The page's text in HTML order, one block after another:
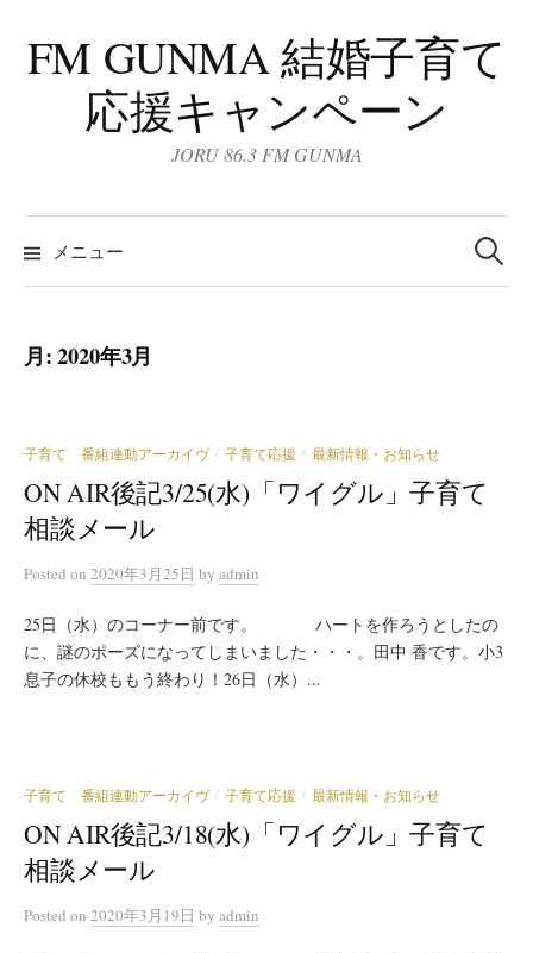
ン
テ
FM GUNMA 結婚子育て
応援キャンペーン
JORU 86.3 FM GUNMA
メニュー
検
索:
月:2020年3月
子育て 番組連動アーカイヴ / 子育て応援 / 最新情報・お知らせ
ON AIR後記3/25(水)「ワイグル」子育て
相談メール
Posted on 2020年3月25日 by admin
25日（水）のコーナー前です。 ハートを作ろうとしたの
に、謎のポーズになってしまいました・・・。田中 香です。小3
息子の休校ももう終わり！26日（水）...
子育て 番組連動アーカイヴ / 子育て応援 / 最新情報・お知らせ
ON AIR後記3/18(水)「ワイグル」子育て
相談メール
Posted on 2020年3月19日 by admin